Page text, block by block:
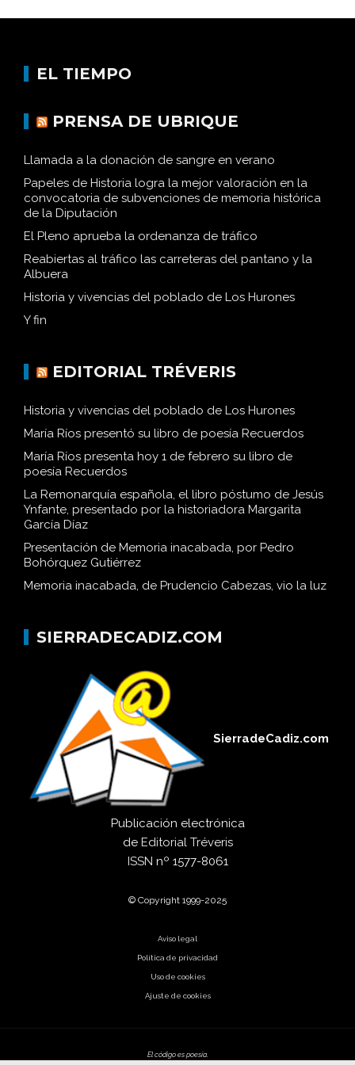
EL TIEMPO
PRENSA DE UBRIQUE
Llamada a la donación de sangre en verano
Papeles de Historia logra la mejor valoración en la
convocatoria de subvenciones de memoria histórica
de la Diputación
El Pleno aprueba la ordenanza de tráfico
Reabiertas al tráfico las carreteras del pantano y la
Albuera
Historia y vivencias del poblado de Los Hurones
Y fin
EDITORIAL TRÉVERIS
Historia y vivencias del poblado de Los Hurones
María Ríos presentó su libro de poesía Recuerdos
María Ríos presenta hoy 1 de febrero su libro de
poesía Recuerdos
La Remonarquía española, el libro póstumo de Jesús
Ynfante, presentado por la historiadora Margarita
García Díaz
Presentación de Memoria inacabada, por Pedro
Bohórquez Gutiérrez
Memoria inacabada, de Prudencio Cabezas, vio la luz
SIERRADECADIZ.COM
SierradeCadiz.com
Publicación electrónica
de Editorial Tréveris
ISSN nº 1577-8061
© Copyright 1999-2025
Aviso legal
Política de privacidad
Uso de cookies
Ajuste de cookies
El código es poesía.